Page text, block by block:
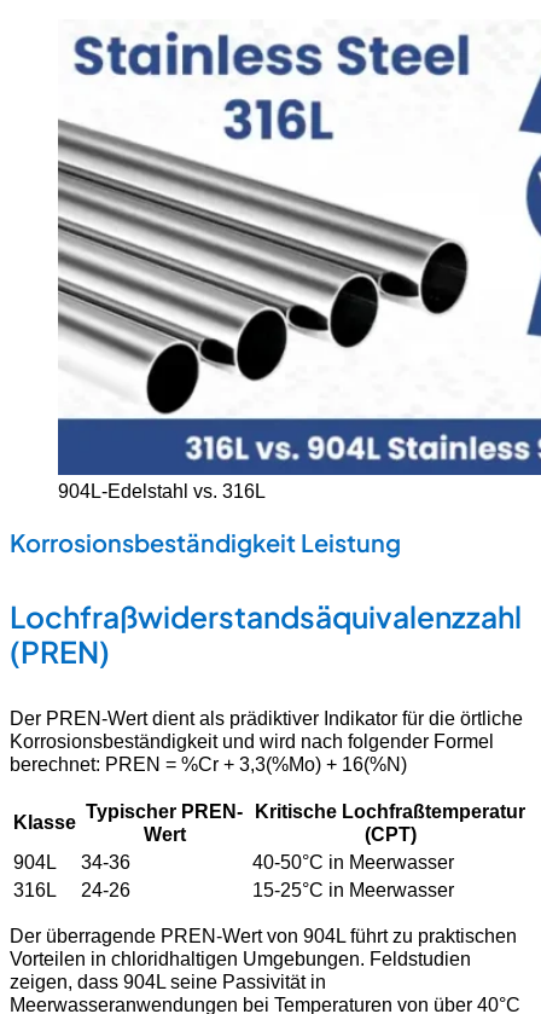
904L-Edelstahl vs. 316L
Korrosionsbeständigkeit Leistung
Lochfraßwiderstandsäquivalenzzahl
(PREN)
Der PREN-Wert dient als prädiktiver Indikator für die örtliche
Korrosionsbeständigkeit und wird nach folgender Formel
berechnet: PREN = %Cr + 3,3(%Mo) + 16(%N)
Klasse Typischer PREN-
Wert
Kritische Lochfraßtemperatur
(CPT)
904L
34-36
40-50°C in Meerwasser
316L
24-26 15-25°C in Meerwasser
Der überragende PREN-Wert von 904L führt zu praktischen
Vorteilen in chloridhaltigen Umgebungen. Feldstudien
zeigen, dass 904L seine Passivität in
Meerwasseranwendungen bei Temperaturen von über 40°C